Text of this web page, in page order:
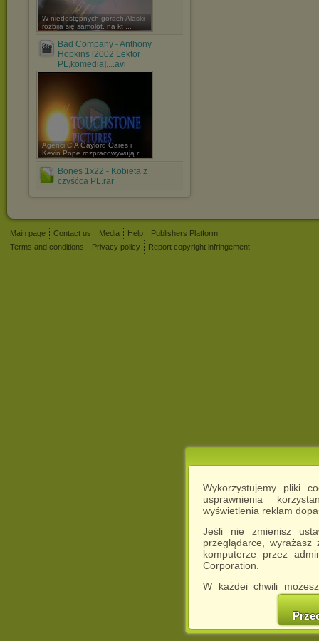
Wykorzystujemy pliki
usprawnienia
wyświetlenia reklam
Jeśli nie zmienisz
przeglądarce,
komputerze przez
Corporation.
W każdej chwili
cookies w swojej
w naszej
http://chomikuj.pl/
W niedostępnych górach Alaski
rozbija się samolot, na kt ...
Bad Company - Anthony
Hopkins [2002 Lektor
PL,komedia]....avi
Agenci CIA Gaylord Oares i
Kevin Pope rozpracowywują r ...
Bones 1x22 - Kobieta z
czyśćca PL.rar
Main page Contact us Media Help
Publishers Platform
Terms and conditions
Privacy policy Report copyright infringement